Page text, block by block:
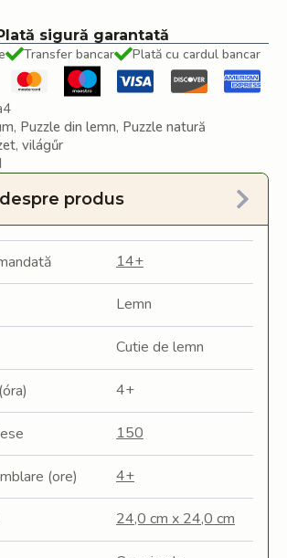
sigură garantată
Transfer bancar Plată cu cardul bancar
, Puzzle din lemn, Puzzle natură
, világűr
produs
14+
Lemn
Cutie de lemn
4+
150
(ore) 4+
24,0 cm x 24,0 cm